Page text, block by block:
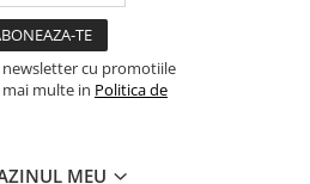
newsletter cu promotiile
multe in Politica de
MEU